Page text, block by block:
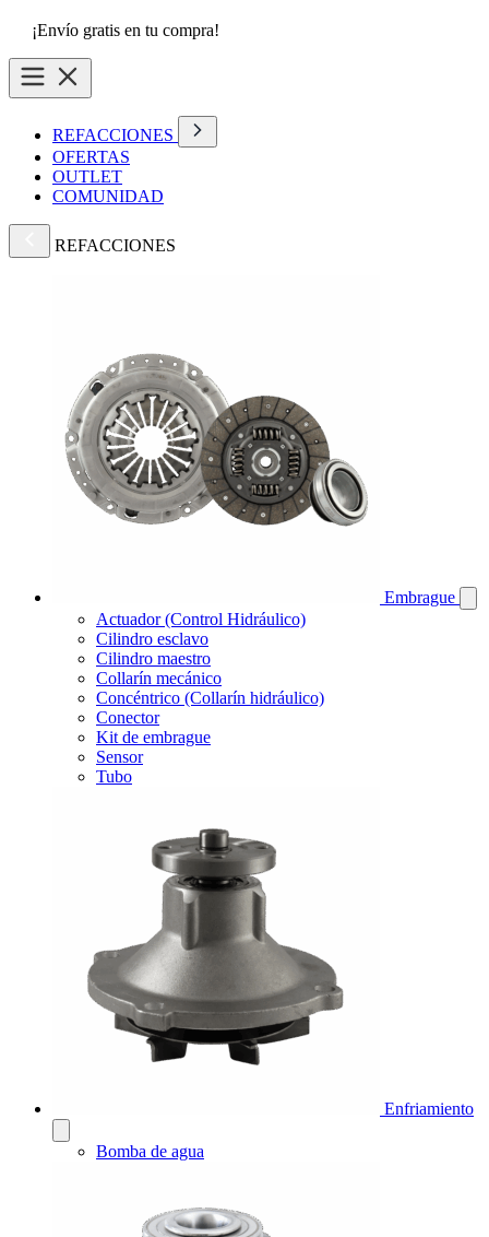
¡Envío gratis en tu compra!
REFACCIONES
OFERTAS
OUTLET
COMUNIDAD
REFACCIONES
Embrague
Actuador (Control Hidráulico)
Cilindro esclavo
Cilindro maestro
Collarín mecánico
Concéntrico (Collarín hidráulico)
Conector
Kit de embrague
Sensor
Tubo
Enfriamiento
Bomba de agua